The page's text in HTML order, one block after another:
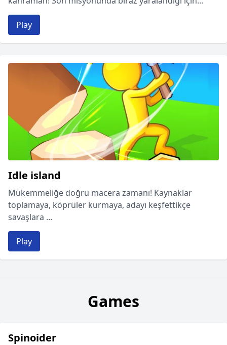
Play
Idle island
Mükemmeliğe doğru macera zamanı! Kaynaklar
toplamaya, köprüler kurmaya, adayı keşfettikçe
savaşlara ...
Play
Games
Spinoider